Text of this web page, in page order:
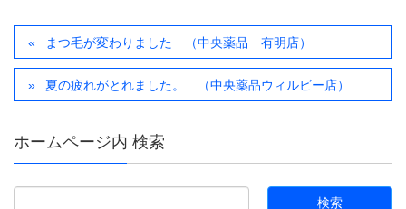
まつ毛が変わりました （中央薬品 有明店）
夏の疲れがとれました。 （中央薬品ウィルビー店）
ホームページ内 検索